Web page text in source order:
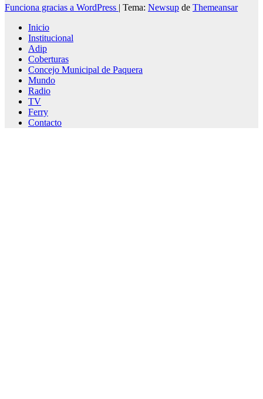
Funciona gracias a WordPress | Tema: Newsup de Themeansar
Inicio
Institucional
Adip
Coberturas
Concejo Municipal de Paquera
Mundo
Radio
TV
Ferry
Contacto